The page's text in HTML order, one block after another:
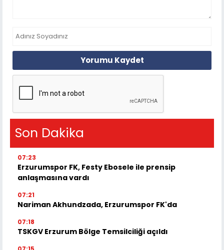
Yorumu Kaydet
Son Dakika
07:23
Erzurumspor FK, Festy Ebosele ile prensip
anlaşmasına vardı
07:21
Nariman Akhundzada, Erzurumspor FK'da
07:18
TSKGV Erzurum Bölge Temsilciliği açıldı